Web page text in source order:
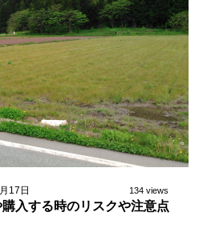
17日 134 views
入する時のリスクや注意点